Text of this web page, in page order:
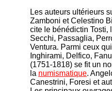
Les auteurs ultérieurs
Zamboni et Celestino
cite le bénédictin Tosti,
Secchi, Passaglia,
Ventura. Parmi ceux
Inghirami, Delfico,
(1751-1818) se fit un
la numismatique.
Canestrini, Foresi et